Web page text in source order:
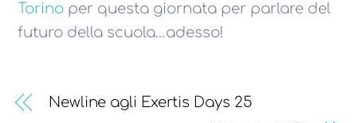
Torino per questa giornata per parlare del
futuro della scuola…adesso!
Newline agli Exertis Days 25